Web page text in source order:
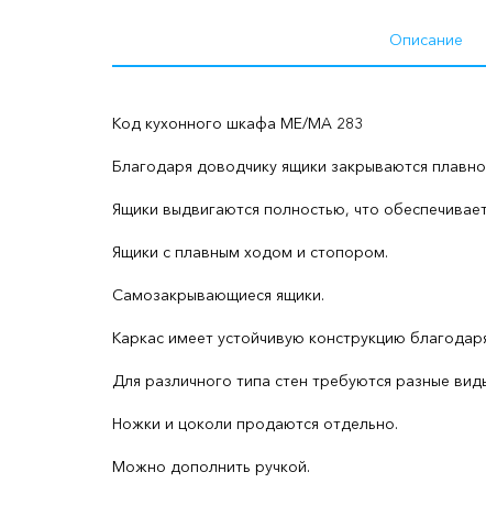
Описание
Код кухонного шкафа ME/MA 283
Благодаря доводчику ящики закрываются
Ящики выдвигаются полностью, что
Ящики с плавным ходом и стопором.
Самозакрывающиеся ящики.
Каркас имеет устойчивую конструкцию
Для различного типа стен требуются разные
Ножки и цоколи продаются отдельно.
Можно дополнить ручкой.